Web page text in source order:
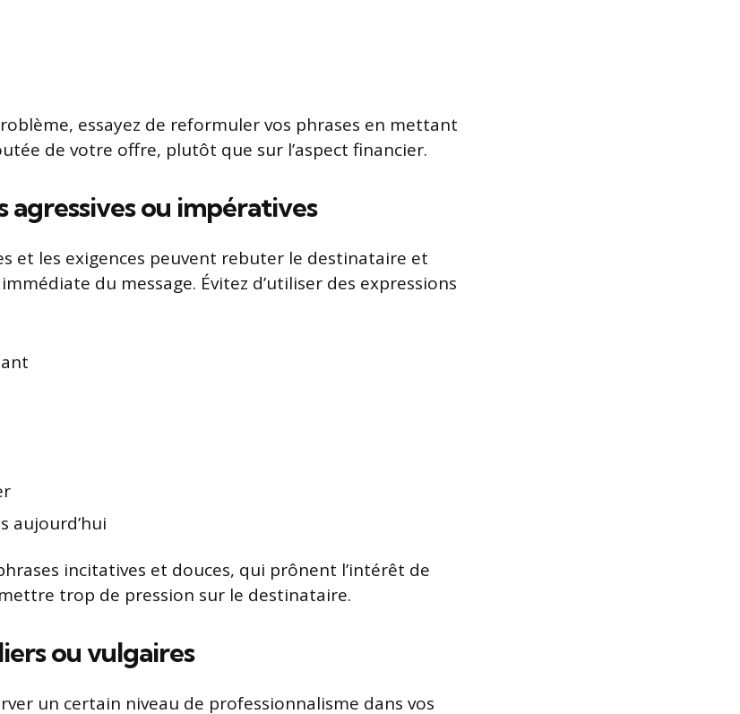
essayez de reformuler vos phrases en mettant
de votre offre, plutôt que sur l’aspect financier.
agressives ou impératives
et les exigences peuvent rebuter le destinataire et
du message. Évitez d’utiliser des expressions
aujourd’hui
incitatives et douces, qui prônent l’intérêt de
trop de pression sur le destinataire.
ou vulgaires
un certain niveau de professionnalisme dans vos